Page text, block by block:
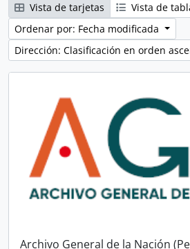
Vista de tarjetas
Vista de
Ordenar por: Fecha modificada
Dirección: Clasificación en orden
Archivo General de la Nación